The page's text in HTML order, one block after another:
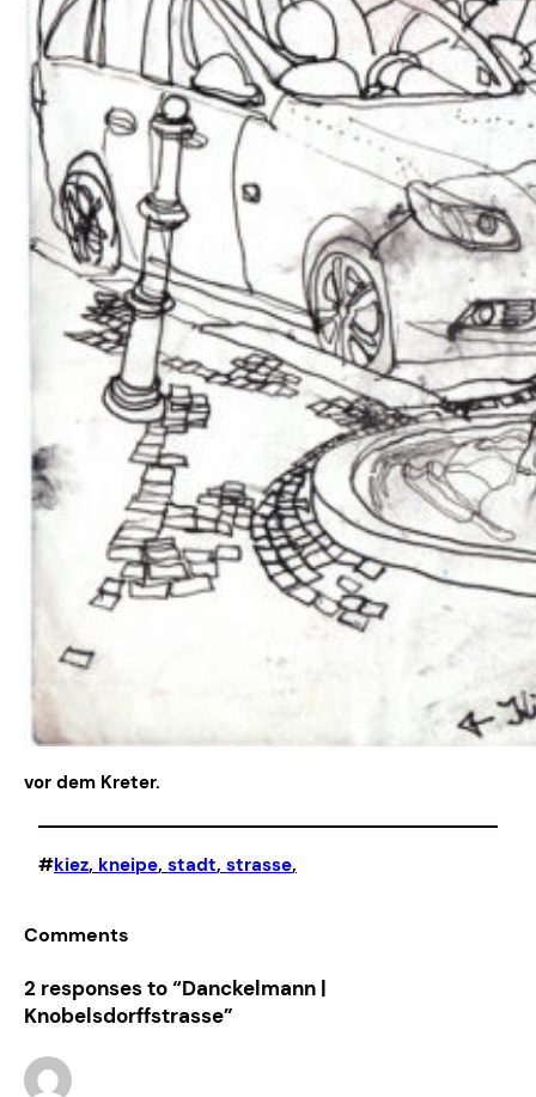
vor dem Kreter.
#kiez, kneipe, stadt, strasse,
Comments
2 responses to “Danckelmann |
Knobelsdorffstrasse”